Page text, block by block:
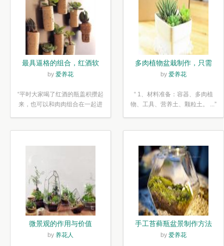
最具逼格的组合，红酒软
木塞diy多肉植物盆栽
by 爱养花
“平时大家喝了红酒的瓶盖积攒起
来，也可以和肉肉组合在一起进
多肉植物盆栽制作，只需
简单6步
by 爱养花
“ 1、材料准备：容器、多肉植
物、工具、营养土、颗粒土。 ...”
微景观的作用与价值
by 养花人
手工苔藓瓶盆景制作方法
by 爱养花